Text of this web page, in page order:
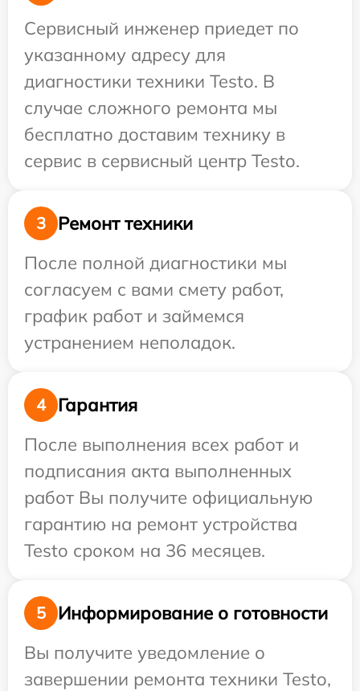
Сервисный инженер приедет по
указанному адресу для
диагностики техники Testo. В
случае сложного ремонта мы
бесплатно доставим технику в
сервис в сервисный центр Testo.
3
Ремонт техники
После полной диагностики мы
согласуем с вами смету работ,
график работ и займемся
устранением неполадок.
4
Гарантия
После выполнения всех работ и
подписания акта выполненных
работ Вы получите официальную
гарантию на ремонт устройства
Testo сроком на 36 месяцев.
5
Информирование о готовности
Вы получите уведомление о
завершении ремонта техники Testo,